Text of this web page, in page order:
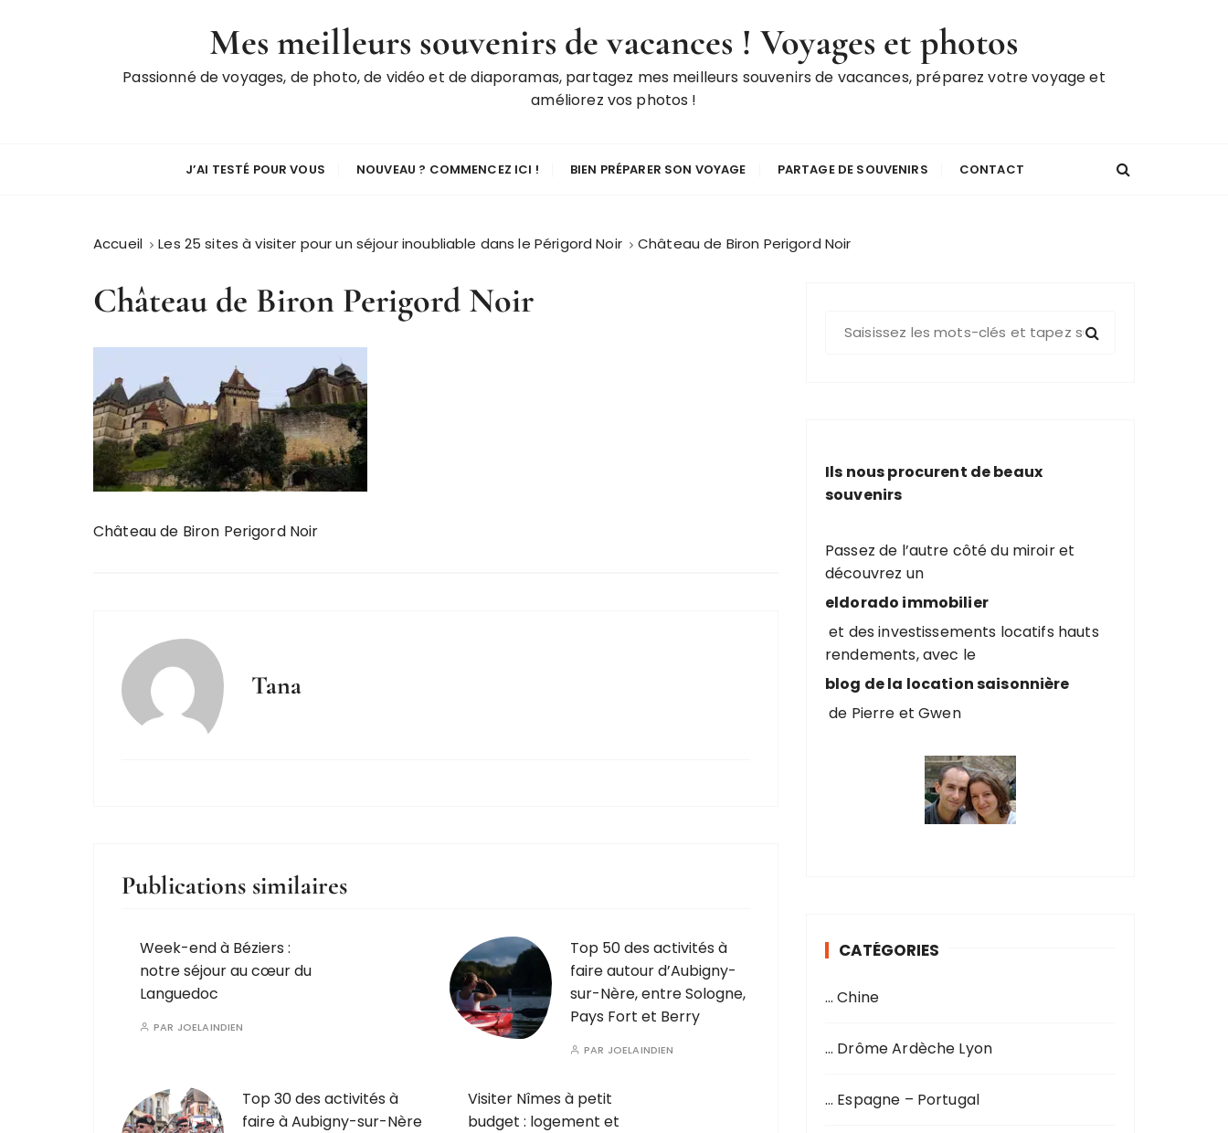
Mes meilleurs souvenirs de vacances ! Voyages et photos
Passionné de voyages, de photo, de vidéo et de diaporamas, partagez mes meilleurs souvenirs de vacances, préparez votre voyage et
améliorez vos photos !
J’AI TESTÉ POUR VOUS NOUVEAU ? COMMENCEZ ICI ! BIEN PRÉPARER SON VOYAGE PARTAGE DE SOUVENIRS CONTACT
Accueil Les 25 sites à visiter pour un séjour inoubliable dans le Périgord Noir Château de Biron Perigord Noir
Château de Biron Perigord Noir
Château de Biron Perigord Noir
Tana
Publications similaires
Week-end à Béziers :
notre séjour au cœur du
Languedoc
PAR JOELAINDIEN
Top 50 des activités à
faire autour d’Aubigny-
sur-Nère, entre Sologne,
Pays Fort et Berry
PAR JOELAINDIEN
Top 30 des activités à
faire à Aubigny-sur-Nère
Visiter Nîmes à petit
budget : logement et
h
e
o
u
r
Ils nous procurent de beaux
souvenirs
Passez de l’autre côté du miroir et
découvrez un
eldorado immobilier
et des investissements locatifs hauts
rendements, avec le
blog de la location saisonnière
de Pierre et Gwen
CATÉGORIES
… Chine
… Drôme Ardèche Lyon
… Espagne – Portugal